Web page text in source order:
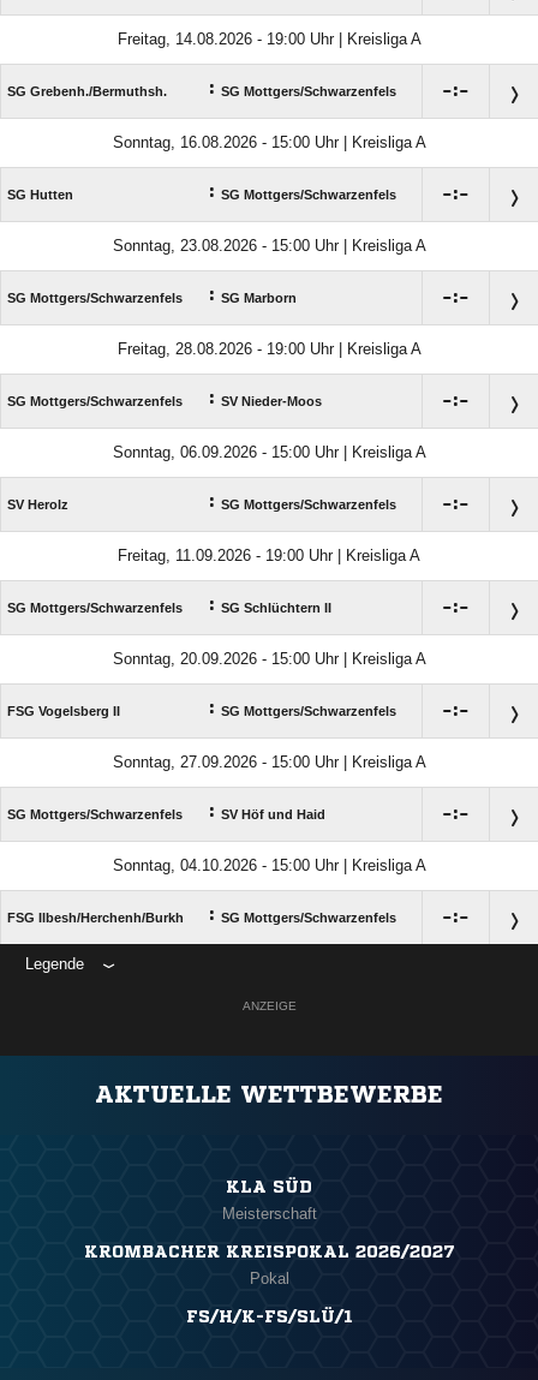
Freitag, 14.08.2026 - 19:00 Uhr | Kreisliga A
SG Grebenh./​Bermuthsh. : SG Mottgers/​Schwarzenfels :
Sonntag, 16.08.2026 - 15:00 Uhr | Kreisliga A
SG Hutten : SG Mottgers/​Schwarzenfels :
Sonntag, 23.08.2026 - 15:00 Uhr | Kreisliga A
SG Mottgers/​Schwarzenfels : SG Marborn :
Freitag, 28.08.2026 - 19:00 Uhr | Kreisliga A
SG Mottgers/​Schwarzenfels : SV Nieder-Moos :
Sonntag, 06.09.2026 - 15:00 Uhr | Kreisliga A
SV Herolz : SG Mottgers/​Schwarzenfels :
Freitag, 11.09.2026 - 19:00 Uhr | Kreisliga A
SG Mottgers/​Schwarzenfels : SG Schlüchtern II :
Sonntag, 20.09.2026 - 15:00 Uhr | Kreisliga A
FSG Vogelsberg II : SG Mottgers/​Schwarzenfels :
Sonntag, 27.09.2026 - 15:00 Uhr | Kreisliga A
SG Mottgers/​Schwarzenfels : SV Höf und Haid :
Sonntag, 04.10.2026 - 15:00 Uhr | Kreisliga A
FSG Ilbesh/​Herchenh/​Burkh : SG Mottgers/​Schwarzenfels :
Legende
ANZEIGE
AKTUELLE WETTBEWERBE
KLA SÜD
Meisterschaft
KROMBACHER KREISPOKAL 2026/2027
Pokal
FS/H/K-FS/SLÜ/1